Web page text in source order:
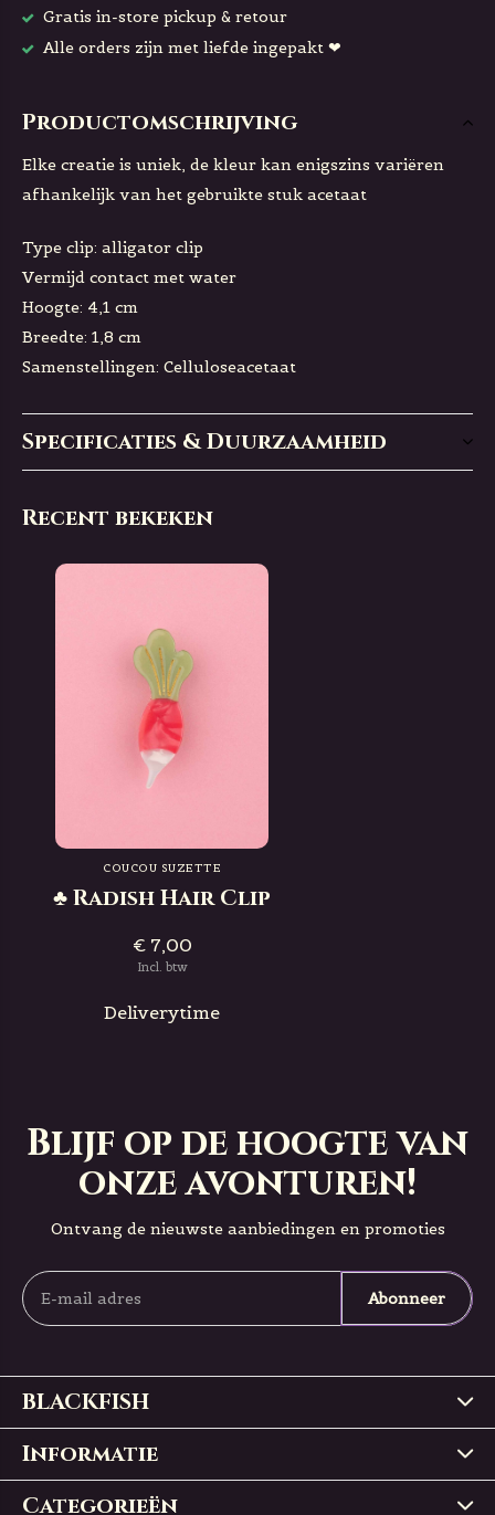
Gratis in-store pickup & retour
Alle orders zijn met liefde ingepakt ❤
Productomschrijving
Elke creatie is uniek, de kleur kan enigszins variëren
afhankelijk van het gebruikte stuk acetaat
Type clip: alligator clip
Vermijd contact met water
Hoogte: 4,1 cm
Breedte: 1,8 cm
Samenstellingen: Celluloseacetaat
Specificaties & Duurzaamheid
Recent bekeken
COUCOU SUZETTE
♣ Radish Hair Clip
€ 7,00
Incl. btw
Deliverytime
Blijf op de hoogte van
onze avonturen!
Ontvang de nieuwste aanbiedingen en promoties
Abonneer
BLACKFISH
Informatie
Categorieën